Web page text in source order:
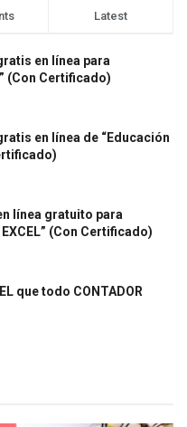
Latest
en línea para
(Con Certificado)
en línea de “Educación
línea gratuito para
EXCEL” (Con Certificado)
que todo CONTADOR